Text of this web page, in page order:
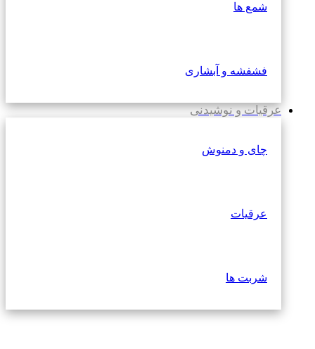
شمع ها
فشفشه و آبشاری
عرقیات و نوشیدنی
چای و دمنوش
عرقیات
شربت ها